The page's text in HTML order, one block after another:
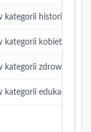
kategorii historia
kategorii kobieta
kategorii zdrowie
edukacja